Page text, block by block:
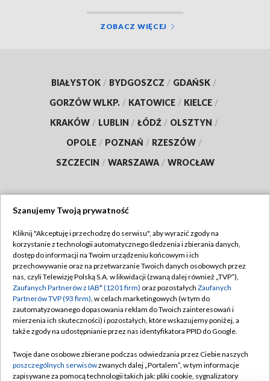
ZOBACZ WIĘCEJ
BIAŁYSTOK / BYDGOSZCZ / GDAŃSK /
GORZÓW WLKP. / KATOWICE / KIELCE /
KRAKÓW / LUBLIN / ŁÓDŹ / OLSZTYN /
OPOLE / POZNAŃ / RZESZÓW /
SZCZECIN / WARSZAWA / WROCŁAW
TVP
Abonament TVP
Emisja w TVP
Centrum informacji TVP
Naziemna Telewizja Cyfrowa
Rada Programowa
Regulamin TVP
Polityka prywatności
Moje zgody
Pomoc
Kontakt
Szanujemy Twoją prywatność
Kliknij "Akceptuję i przechodzę do serwisu", aby wyrazić zgody na
korzystanie z technologii automatycznego śledzenia i zbierania danych,
dostęp do informacji na Twoim urządzeniu końcowym i ich
przechowywanie oraz na przetwarzanie Twoich danych osobowych przez
nas, czyli Telewizję Polską S.A. w likwidacji (zwaną dalej również „TVP”),
Zaufanych Partnerów z IAB* (1201 firm) oraz pozostałych Zaufanych
Partnerów TVP (93 firm), w celach marketingowych (w tym do
zautomatyzowanego dopasowania reklam do Twoich zainteresowań i
mierzenia ich skuteczności) i pozostałych, które wskazujemy poniżej, a
także zgody na udostępnianie przez nas identyfikatora PPID do Google.
Twoje dane osobowe zbierane podczas odwiedzania przez Ciebie naszych
poszczególnych serwisówzwanych dalej „Portalem”, w tym informacje
zapisywane za pomocą technologii takich jak: pliki cookie, sygnalizatory